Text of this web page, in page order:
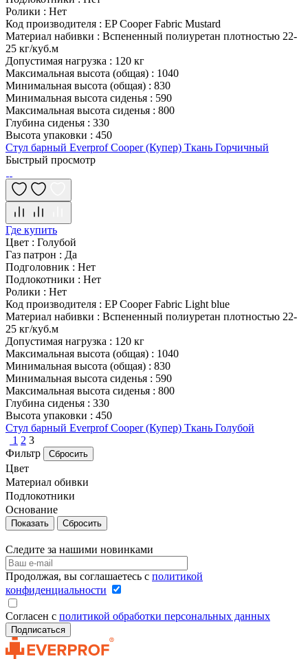
Ролики : Нет
Код производителя : EP Cooper Fabric Mustard
Материал набивки : Вспененный полиуретан плотностью 22-
25 кг/куб.м
Допустимая нагрузка : 120 кг
Максимальная высота (общая) : 1040
Минимальная высота (общая) : 830
Минимальная высота сиденья : 590
Максимальная высота сиденья : 800
Глубина сиденья : 330
Высота упаковки : 450
Стул барный Everprof Cooper (Купер) Ткань Горчичный
Быстрый просмотр
Где купить
Цвет : Голубой
Газ патрон : Да
Подголовник : Нет
Подлокотники : Нет
Ролики : Нет
Код производителя : EP Cooper Fabric Light blue
Материал набивки : Вспененный полиуретан плотностью 22-
25 кг/куб.м
Допустимая нагрузка : 120 кг
Максимальная высота (общая) : 1040
Минимальная высота (общая) : 830
Минимальная высота сиденья : 590
Максимальная высота сиденья : 800
Глубина сиденья : 330
Высота упаковки : 450
Стул барный Everprof Cooper (Купер) Ткань Голубой
1 2 3
Фильтр
Сбросить
Цвет
Материал обивки
Подлокотники
Основание
Сбросить
Следите за нашими новинками
Продолжая, вы соглашаетесь с политикой
конфиденциальности
Согласен с политикой обработки персональных данных